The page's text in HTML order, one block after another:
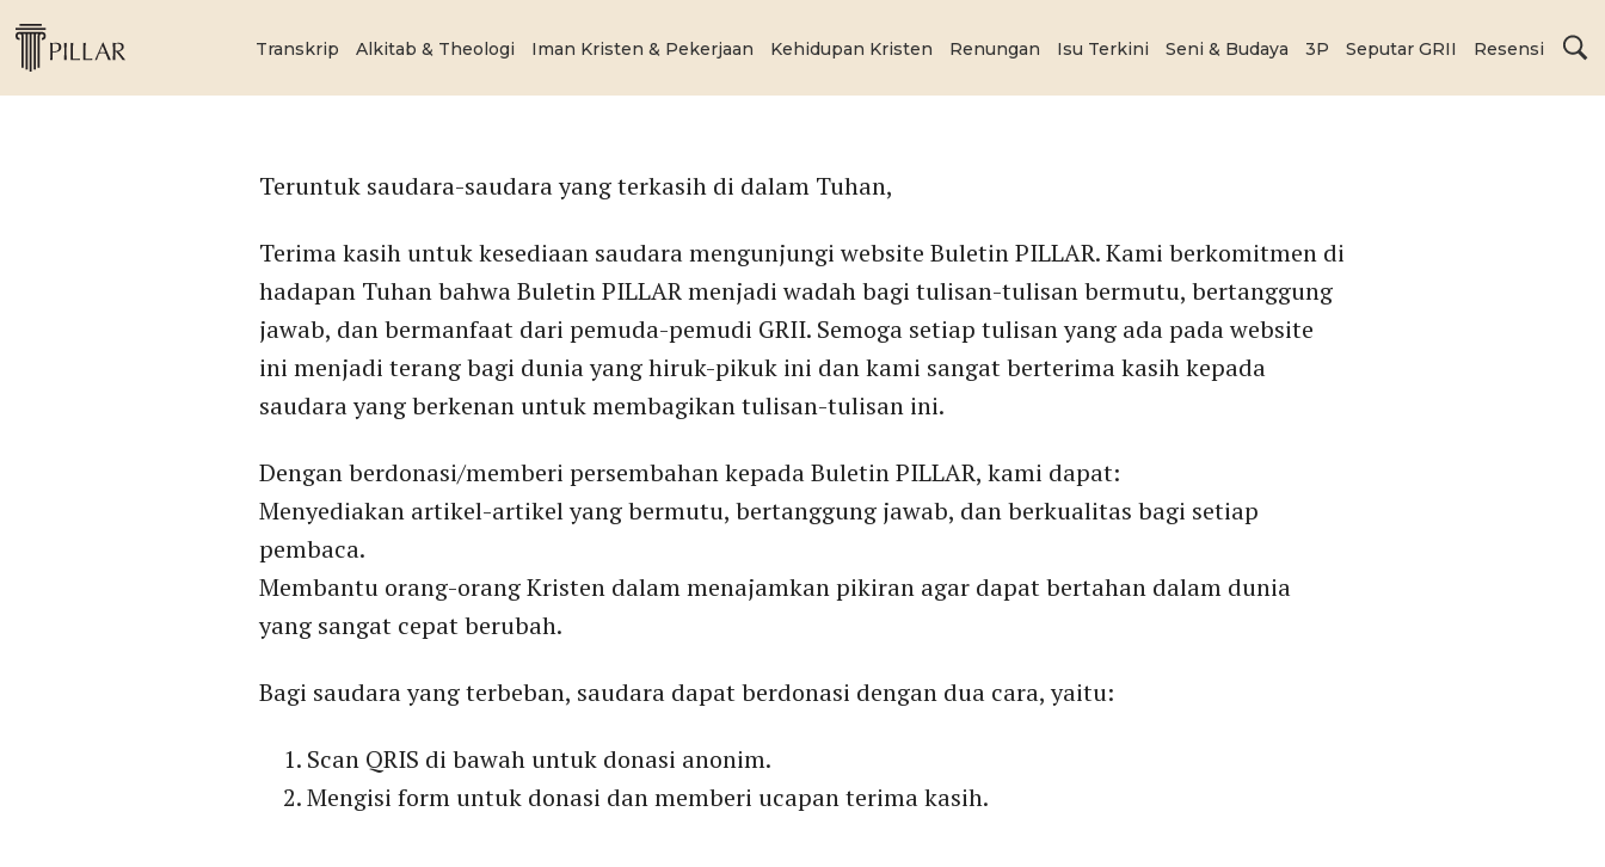
Transkrip Alkitab & Theologi Iman Kristen & Pekerjaan Kehidupan Kristen Renungan Isu Terkini Seni & Budaya 3P Seputar GRII Resensi
Teruntuk saudara-saudara yang terkasih di dalam Tuhan,
Terima kasih untuk kesediaan saudara mengunjungi website Buletin PILLAR. Kami berkomitmen di
hadapan Tuhan bahwa Buletin PILLAR menjadi wadah bagi tulisan-tulisan bermutu, bertanggung
jawab, dan bermanfaat dari pemuda-pemudi GRII. Semoga setiap tulisan yang ada pada website
ini menjadi terang bagi dunia yang hiruk-pikuk ini dan kami sangat berterima kasih kepada
saudara yang berkenan untuk membagikan tulisan-tulisan ini.
Dengan berdonasi/memberi persembahan kepada Buletin PILLAR, kami dapat:
Menyediakan artikel-artikel yang bermutu, bertanggung jawab, dan berkualitas bagi setiap
pembaca.
Membantu orang-orang Kristen dalam menajamkan pikiran agar dapat bertahan dalam dunia
yang sangat cepat berubah.
Bagi saudara yang terbeban, saudara dapat berdonasi dengan dua cara, yaitu:
Scan QRIS di bawah untuk donasi anonim.
Mengisi form untuk donasi dan memberi ucapan terima kasih.